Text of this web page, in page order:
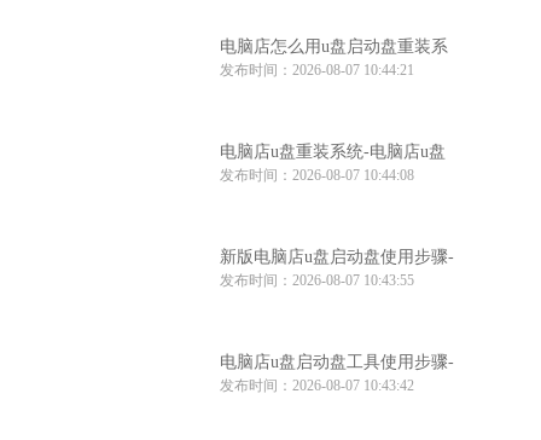
电脑店怎么用u盘启动盘重装系
统-电脑店怎么使用u盘重装系统
发布时间：2026-08-07 10:44:21
电脑店u盘重装系统-电脑店u盘
重装系统步骤
发布时间：2026-08-07 10:44:08
新版电脑店u盘启动盘使用步骤-
电脑店u盘启动教程
发布时间：2026-08-07 10:43:55
电脑店u盘启动盘工具使用步骤-
电脑店u盘启动盘制作工具
发布时间：2026-08-07 10:43:42